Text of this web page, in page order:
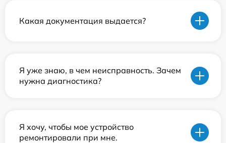
Какая документация выдается?
Я уже знаю, в чем неисправность. Зачем
нужна диагностика?
Я хочу, чтобы мое устройство
ремонтировали при мне.